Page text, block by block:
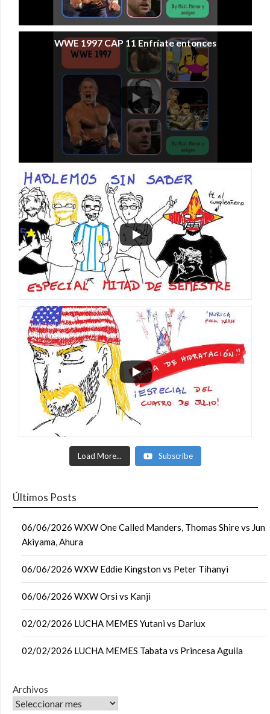
WWE 1997 CAP 11 Enfríate entonces
Load More... Subscribe
Últimos Posts
06/06/2026 WXW One Called Manders, Thomas Shire vs Jun
Akiyama, Ahura
06/06/2026 WXW Eddie Kingston vs Peter Tihanyi
06/06/2026 WXW Orsi vs Kanji
02/02/2026 LUCHA MEMES Yutani vs Dariux
02/02/2026 LUCHA MEMES Tabata vs Princesa Aguila
Archivos